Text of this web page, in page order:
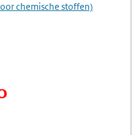
chemische stoffen)
nieuw tabblad)